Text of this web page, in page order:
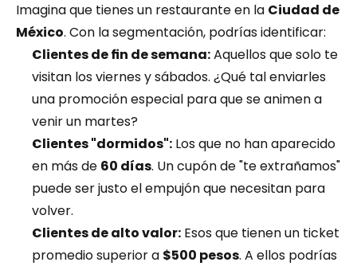
Imagina que tienes un restaurante en la Ciudad de
México. Con la segmentación, podrías identificar:
Clientes de fin de semana: Aquellos que solo te
visitan los viernes y sábados. ¿Qué tal enviarles
una promoción especial para que se animen a
venir un martes?
Clientes "dormidos": Los que no han aparecido
en más de 60 días. Un cupón de "te extrañamos"
puede ser justo el empujón que necesitan para
volver.
Clientes de alto valor: Esos que tienen un ticket
promedio superior a $500 pesos. A ellos podrías